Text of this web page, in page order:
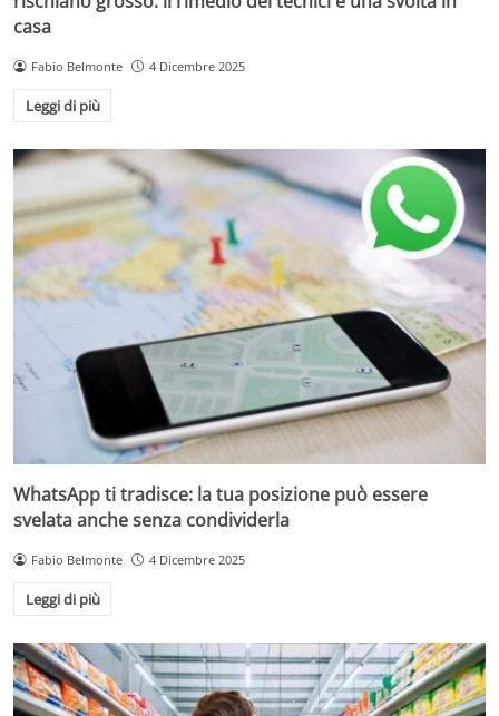
casa
Fabio Belmonte 4 Dicembre 2025
Leggi di più
WhatsApp ti tradisce: la tua posizione può essere
svelata anche senza condividerla
Fabio Belmonte 4 Dicembre 2025
Leggi di più